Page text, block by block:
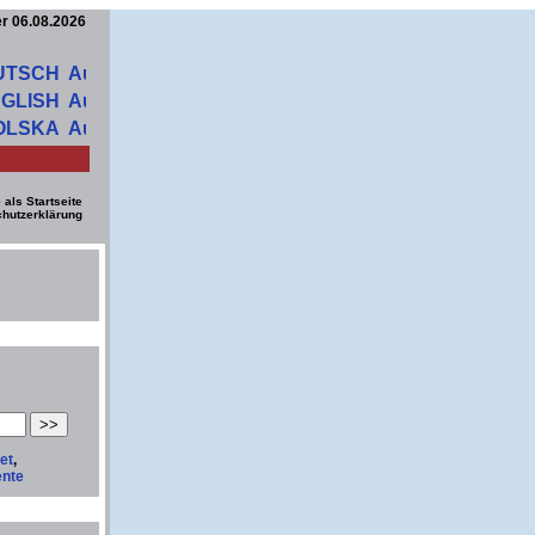
06.08.2026
als Startseite
,